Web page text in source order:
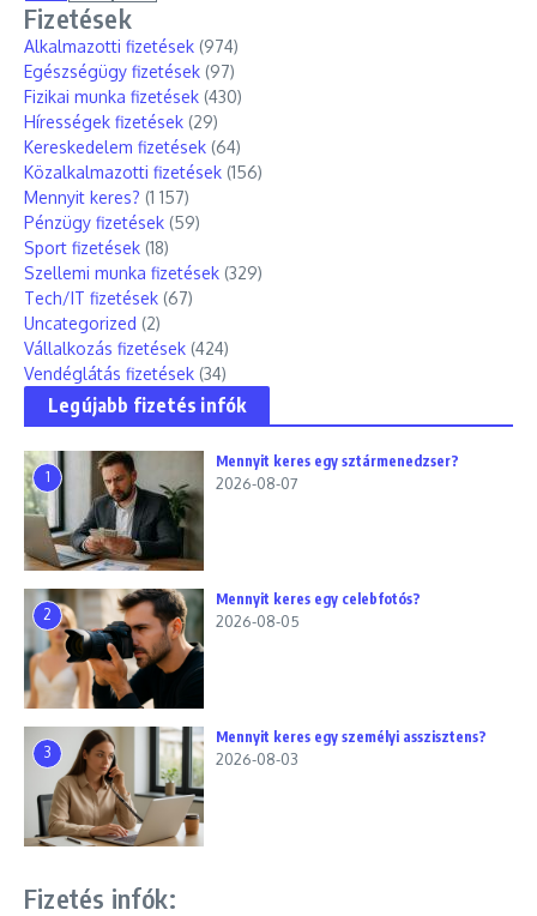
Fizetések
Alkalmazotti fizetések (974)
Egészségügy fizetések (97)
Fizikai munka fizetések (430)
Hírességek fizetések (29)
Kereskedelem fizetések (64)
Közalkalmazotti fizetések (156)
Mennyit keres? (1 157)
Pénzügy fizetések (59)
Sport fizetések (18)
Szellemi munka fizetések (329)
Tech/IT fizetések (67)
Uncategorized (2)
Vállalkozás fizetések (424)
Vendéglátás fizetések (34)
Legújabb fizetés infók
1
Mennyit keres egy sztármenedzser?
2026-08-07
2
Mennyit keres egy celebfotós?
2026-08-05
3
Mennyit keres egy személyi asszisztens?
2026-08-03
Fizetés infók: